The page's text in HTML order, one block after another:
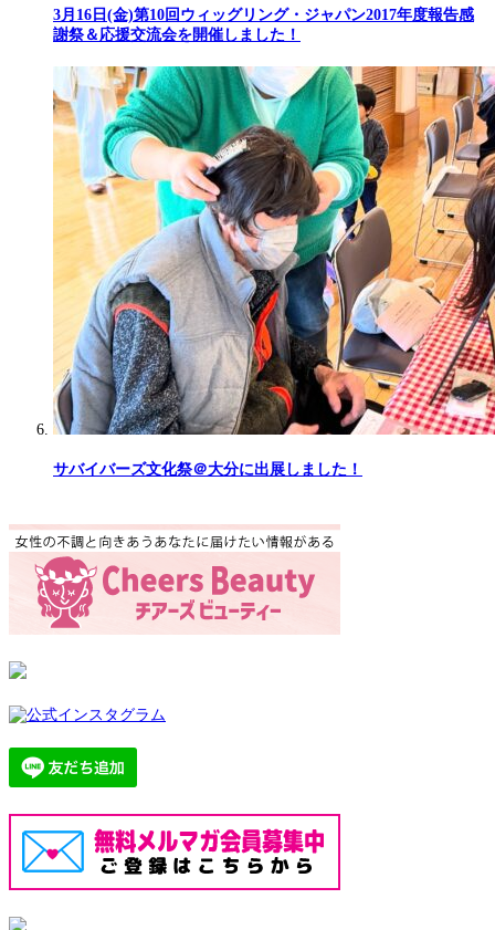
3月16日(金)第10回ウィッグリング・ジャパン2017年度報告感
謝祭＆応援交流会を開催しました！
サバイバーズ文化祭＠大分に出展しました！